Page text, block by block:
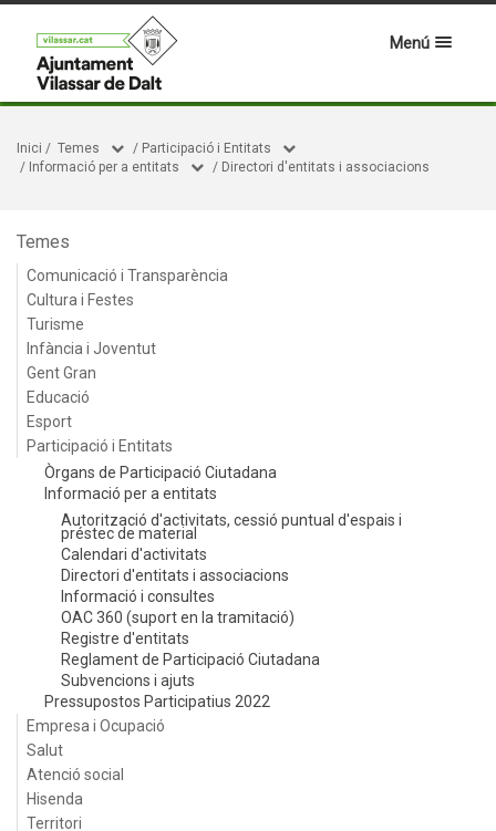
Menú
Inici / Temes / Participació i Entitats
/ Informació per a entitats / Directori d'entitats i associacions
Temes
Comunicació i Transparència
Cultura i Festes
Turisme
Infància i Joventut
Gent Gran
Educació
Esport
Participació i Entitats
Òrgans de Participació Ciutadana
Informació per a entitats
Autorització d'activitats, cessió puntual d'espais i
préstec de material
Calendari d'activitats
Directori d'entitats i associacions
Informació i consultes
OAC 360 (suport en la tramitació)
Registre d'entitats
Reglament de Participació Ciutadana
Subvencions i ajuts
Pressupostos Participatius 2022
Empresa i Ocupació
Salut
Atenció social
Hisenda
Territori